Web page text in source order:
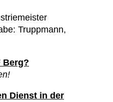
Truppmann,
Berg?
Dienst in der